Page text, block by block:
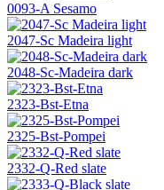
0093-A Sesamo
2047-Sc Madeira light
2048-Sc-Madeira dark
2323-Bst-Etna
2325-Bst-Pompei
2332-Q-Red slate